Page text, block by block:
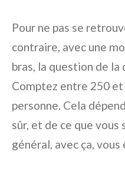
Pour ne pas se
contraire, avec une
bras, la question de
Comptez entre 250
personne. Cela
sûr, et de ce que vous
général, avec ça,